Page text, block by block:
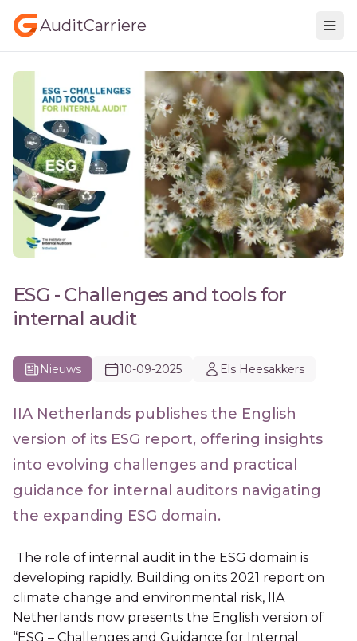
AuditCarriere
ESG - Challenges and tools for
internal audit
Nieuws 10-09-2025 Els Heesakkers
IIA Netherlands publishes the English
version of its ESG report, offering insights
into evolving challenges and practical
guidance for internal auditors navigating
the expanding ESG domain.
The role of internal audit in the ESG domain is
developing rapidly. Building on its 2021 report on
climate change and environmental risk, IIA
Netherlands now presents the English version of
“ESG – Challenges and Guidance for Internal